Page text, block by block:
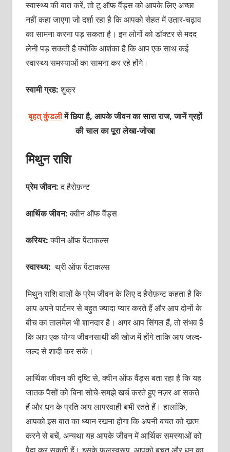
स्वास्थ्य की बात करें, तो टू ऑफ वैंड्स को आपके लिए अच्छा
नहीं कहा जाएगा जो दर्शा रहा है कि आपको सेहत में उतार-चढ़ाव
का सामना करना पड़ सकता है। इन लोगों को डॉक्टर से मदद
लेनी पड़ सकती है क्योंकि आशंका है कि आप एक साथ कई
स्वास्थ्य समस्याओं का सामना कर रहे होंगे।
स्वामी ग्रह:शुक्र
बृहत् कुंडलीमें छिपा है, आपके जीवन का सारा राज, जानें ग्रहों
की चाल का पूरालेखा-जोखा
मिथुन राशि
प्रेम जीवन:द हैरोफ़न्ट
आर्थिक जीवन:क्वीन ऑफ वैंड्स
करियर:क्वीन ऑफ पेंटाकल्स
स्वास्थ्य: थ्री ऑफ पेंटाकल्स
मिथुन राशि वालों के प्रेम जीवन के लिए द हैरोफ़न्ट कहता है कि
आप अपने पार्टनर से बहुत ज्यादा प्यार करते हैं और आप दोनों के
बीच का तालमेल भी शानदार है। अगर आप सिंगल हैं, तो संभव है
कि आप एक योग्य जीवनसाथी की खोज में होंगे ताकि आप जल्द-
जल्द से शादी कर सकें।
आर्थिक जीवन की दृष्टि से, क्वीन ऑफ वैंड्स बता रहा है कि यह
जातक पैसों को बिना सोचे-समझे खर्च करते हुए नज़र आ सकते
हैं और धन के प्रति आप लापरवाही बभी रतते हैं। हालांकि,
आपको इस बात का ध्यान रखना होगा कि अपनी बचत को ख़त्म
करने से बचें, अन्यथा यह आपके जीवन में आर्थिक समस्याओं को